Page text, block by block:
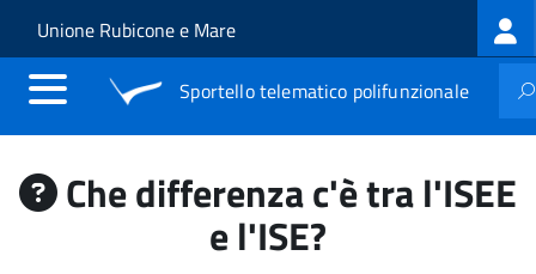
Salta al contenuto principale
Skip to site navigation
Unione Rubicone e Mare
Sportello telematico polifunzionale
Che differenza c'è tra l'ISEE
e l'ISE?